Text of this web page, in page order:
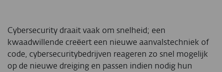
Cybersecurity draait vaak om snelheid; een
kwaadwillende creëert een nieuwe aanvalstechniek of
code, cybersecuritybedrijven reageren zo snel mogelijk
op de nieuwe dreiging en passen indien nodig hun